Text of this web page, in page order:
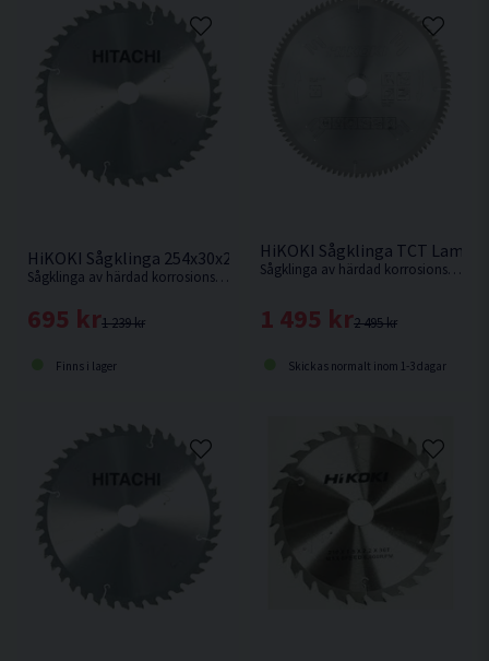
HiKOKI Sågklinga 254x30x2,3mm 60T
Sågklinga av härdad korrosionsbeständigt stål för kapning i hårt och mjukt trä.
1 239 kr
695 kr
Finns i lager
HiKOKI Sågklinga TCT
Sågklinga av härdad korrosionsbeständigt stål för sågning i hårda och mjuka träslag och även aluminiumsmaterialer.
2 495 kr
1 495 kr
Skickas normalt inom 1-3 dagar